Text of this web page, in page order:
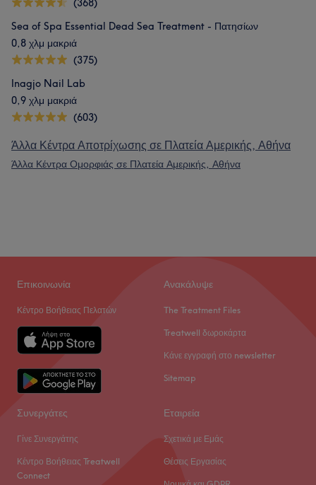
(368)
Sea of Spa Essential Dead Sea Treatment - Πατησίων
0,8 χλμ μακριά
(375)
Inagjo Nail Lab
0,9 χλμ μακριά
(603)
Άλλα Κέντρα Αποτρίχωσης σε Πλατεία Αμερικής, Αθήνα
Άλλα Κέντρα Ομορφιάς σε Πλατεία Αμερικής, Αθήνα
Επικοινωνία
Κέντρο Βοήθειας Πελατών
Ανακάλυψε
The Treatment Files
Treatwell δωροκάρτα
Κάνε εγγραφή στο newsletter
Sitemap
Συνεργάτες
Γίνε Συνεργάτης
Κέντρο Βοήθειας Treatwell
Connect
Εταιρεία
Σχετικά με Εμάς
Θέσεις Εργασίας